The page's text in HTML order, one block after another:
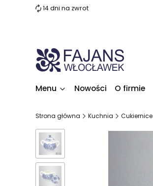
14 dni na zwrot
Menu Nowości O firmie
Strona główna Kuchnia Cukiernice